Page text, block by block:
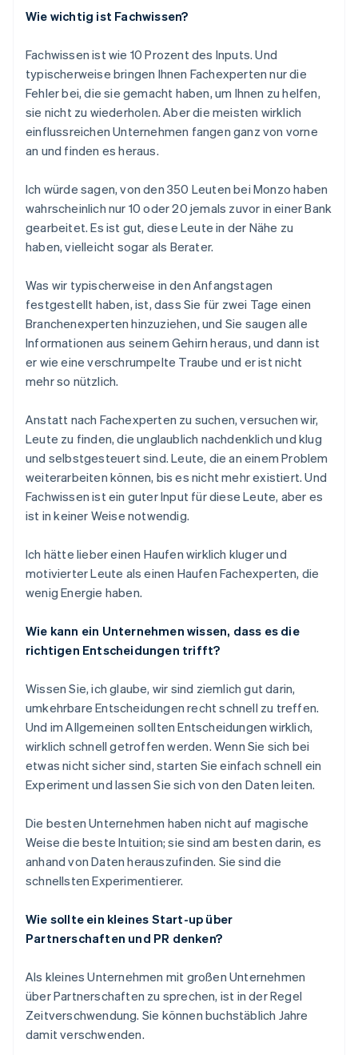
Wie wichtig ist Fachwissen?
Fachwissen ist wie 10 Prozent des Inputs. Und
typischerweise bringen Ihnen Fachexperten nur die
Fehler bei, die sie gemacht haben, um Ihnen zu helfen,
sie nicht zu wiederholen. Aber die meisten wirklich
einflussreichen Unternehmen fangen ganz von vorne
an und finden es heraus.
Ich würde sagen, von den 350 Leuten bei Monzo haben
wahrscheinlich nur 10 oder 20 jemals zuvor in einer Bank
gearbeitet. Es ist gut, diese Leute in der Nähe zu
haben, vielleicht sogar als Berater.
Was wir typischerweise in den Anfangstagen
festgestellt haben, ist, dass Sie für zwei Tage einen
Branchenexperten hinzuziehen, und Sie saugen alle
Informationen aus seinem Gehirn heraus, und dann ist
er wie eine verschrumpelte Traube und er ist nicht
mehr so nützlich.
Anstatt nach Fachexperten zu suchen, versuchen wir,
Leute zu finden, die unglaublich nachdenklich und klug
und selbstgesteuert sind. Leute, die an einem Problem
weiterarbeiten können, bis es nicht mehr existiert. Und
Fachwissen ist ein guter Input für diese Leute, aber es
ist in keiner Weise notwendig.
Ich hätte lieber einen Haufen wirklich kluger und
motivierter Leute als einen Haufen Fachexperten, die
wenig Energie haben.
Wie kann ein Unternehmen wissen, dass es die
richtigen Entscheidungen trifft?
Wissen Sie, ich glaube, wir sind ziemlich gut darin,
umkehrbare Entscheidungen recht schnell zu treffen.
Und im Allgemeinen sollten Entscheidungen wirklich,
wirklich schnell getroffen werden. Wenn Sie sich bei
etwas nicht sicher sind, starten Sie einfach schnell ein
Experiment und lassen Sie sich von den Daten leiten.
Die besten Unternehmen haben nicht auf magische
Weise die beste Intuition; sie sind am besten darin, es
anhand von Daten herauszufinden. Sie sind die
schnellsten Experimentierer.
Wie sollte ein kleines Start-up über
Partnerschaften und PR denken?
Als kleines Unternehmen mit großen Unternehmen
über Partnerschaften zu sprechen, ist in der Regel
Zeitverschwendung. Sie können buchstäblich Jahre
damit verschwenden.